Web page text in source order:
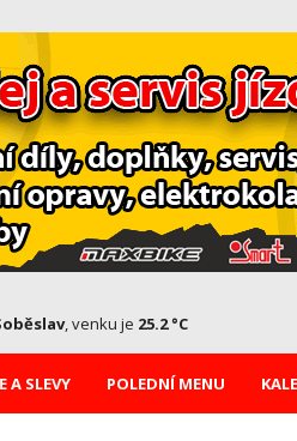
, venku je 25.2 °C
A SLEVY POLEDNÍ MENU